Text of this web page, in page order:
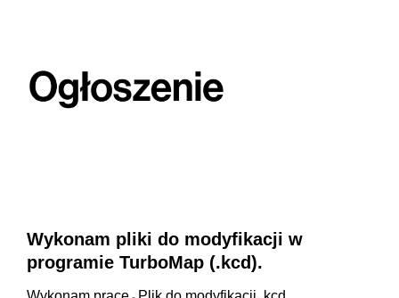
Wykonam pliki do modyfikacji w
programie TurboMap (.kcd).